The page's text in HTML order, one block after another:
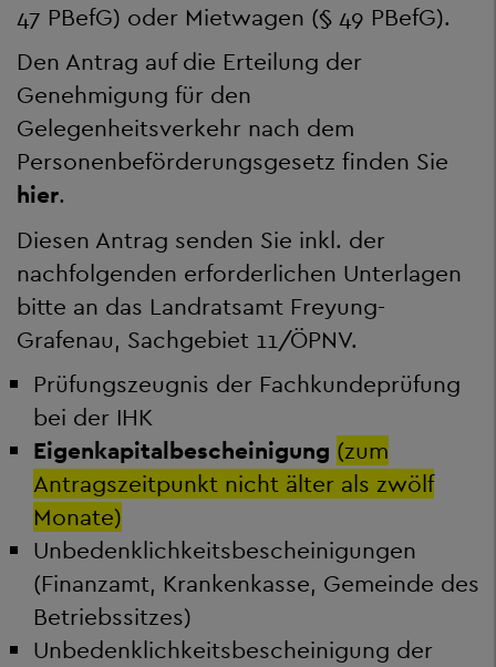
47 PBefG) oder Mietwagen (§ 49 PBefG).
Den Antrag auf die Erteilung der
Genehmigung für den
Gelegenheitsverkehr nach dem
Personenbeförderungsgesetz finden Sie
hier.
Diesen Antrag senden Sie inkl. der
nachfolgenden erforderlichen Unterlagen
bitte an das Landratsamt Freyung-
Grafenau, Sachgebiet 11/ÖPNV.
Prüfungszeugnis der Fachkundeprüfung
bei der IHK
Eigenkapitalbescheinigung (zum
Antragszeitpunkt nicht älter als zwölf
Monate)
Unbedenklichkeitsbescheinigungen
(Finanzamt, Krankenkasse, Gemeinde des
Betriebssitzes)
Unbedenklichkeitsbescheinigung der